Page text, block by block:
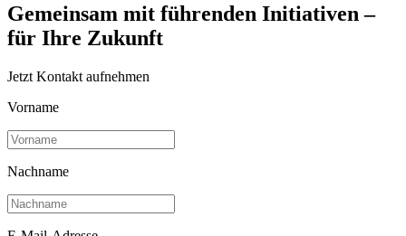
Gemeinsam mit führenden Initiativen –
für Ihre Zukunft
Jetzt Kontakt aufnehmen
Vorname
Nachname